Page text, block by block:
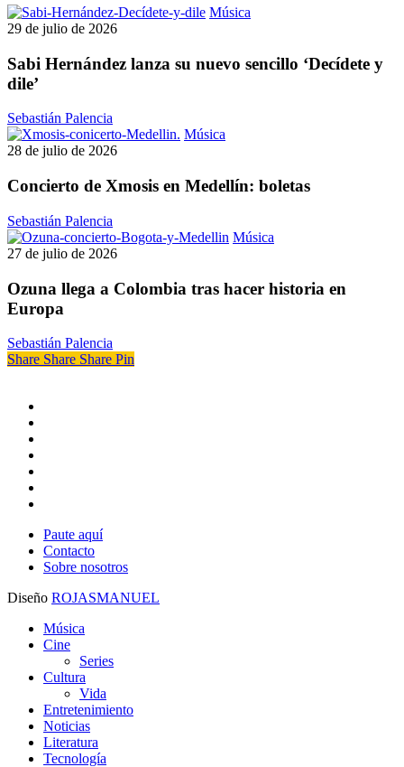
Música
su
29 de julio de 2026
Sabi Hernández lanza su nuevo sencillo ‘Decídete y
dile’
Sebastián Palencia
Música
en
28 de julio de 2026
Concierto de Xmosis en Medellín: boletas
Sebastián Palencia
Música
Colombia
27 de julio de 2026
Ozuna llega a Colombia tras hacer historia en
Europa
Sebastián Palencia
Share Share Share Pin
Paute aquí
Contacto
Sobre nosotros
Diseño ROJASMANUEL
Close
Menu
Música
Cine
Series
Cultura
Vida
Entretenimiento
Noticias
Literatura
Tecnología